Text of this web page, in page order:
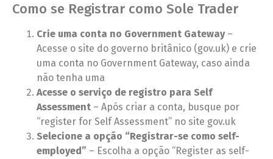
Como se Registrar como Sole Trader
Crie uma conta no Government Gateway–
Acesse o site do governo britânico (gov.uk) e crie
uma conta no Government Gateway, caso ainda
não tenha uma
Acesse o serviço de registro para Self
Assessment – Após criar a conta, busque por
“register for Self Assessment” no site gov.uk
Selecione a opção “Registrar-se como self-
employed” – Escolha a opção “Register as self-